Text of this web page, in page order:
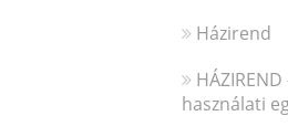
Házirend
használati